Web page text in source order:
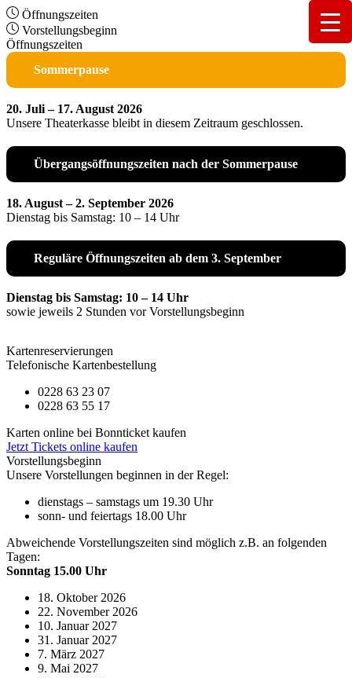
Öffnungszeiten
Vorstellungsbeginn
Öffnungszeiten
Sommerpause
20. Juli – 17. August 2026
Unsere Theaterkasse bleibt in diesem Zeitraum geschlossen.
Übergangsöffnungszeiten nach der Sommerpause
18. August – 2. September 2026
Dienstag bis Samstag: 10 – 14 Uhr
Reguläre Öffnungszeiten ab dem 3. September
Dienstag bis Samstag: 10 – 14 Uhr
sowie jeweils 2 Stunden vor Vorstellungsbeginn
Kartenreservierungen
Telefonische Kartenbestellung
0228 63 23 07
0228 63 55 17
Karten online bei Bonnticket kaufen
Jetzt Tickets online kaufen
Vorstellungsbeginn
Unsere Vorstellungen beginnen in der Regel:
dienstags – samstags um 19.30 Uhr
sonn- und feiertags 18.00 Uhr
Abweichende Vorstellungszeiten sind möglich z.B. an folgenden
Tagen:
Sonntag 15.00 Uhr
18. Oktober 2026
22. November 2026
10. Januar 2027
31. Januar 2027
7. März 2027
9. Mai 2027